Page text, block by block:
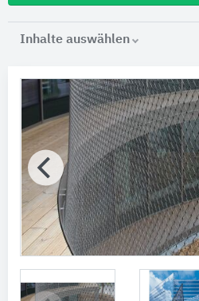
Inhalte auswählen